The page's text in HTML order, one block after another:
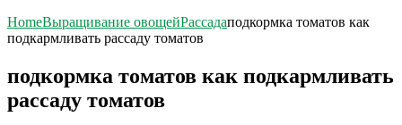
HomeВыращивание овощейРассадаподкормка томатов как
подкармливать рассаду томатов
подкормка томатов как подкармливать
рассаду томатов